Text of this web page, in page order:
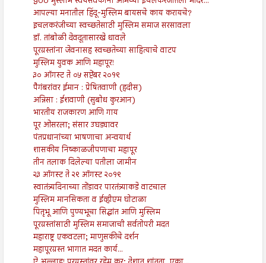
आपल्या मनातील हिंदू-मुस्लिम बायसचे काय करायचे?
इचलकरंजीच्या स्वच्छतेसाठी मुस्लिम समाज सरसावला
डॉ. तांबोळी देवदूतासारखे धावले
पूरग्रस्तांना जेवनासह स्वच्छतेच्या साहित्याचे वाटप
मुस्लिम युवक आणि महापूर!
३० ऑगस्ट ते ०५ सप्टेंबर २०१९
पैगंबरांवर ईमान : प्रेषितवाणी (हदीस)
अन्निसा : ईशवाणी (सुबोध कुरआन)
भारतीय राजकारण आणि गाय
पूर ओसरला; संसार उघड्यावर
पंतप्रधानांच्या भाषणाचा अन्वयार्थ
शासकीय निष्काळजीपणाचा महापूर
तीन तलाक दिलेल्या पतीला जामीन
२३ ऑगस्ट ते २९ ऑगस्ट २०१९
स्वातंत्र्यदिनाच्या तोंडावर पारतंत्र्याकडे वाटचाल
मुस्लिम मानसिकता व ईव्हीएम घोटाळा
पितृभू आणि पुण्यभूचा सिद्धांत आणि मुस्लिम
पूरग्रस्तांसाठी मुस्लिम समाजाची सर्वतोपरी मदत
महाराष्ट्र एकवटला; माणुसकीचे दर्शन
महापूरग्रस्त भागात मदत कार्य...